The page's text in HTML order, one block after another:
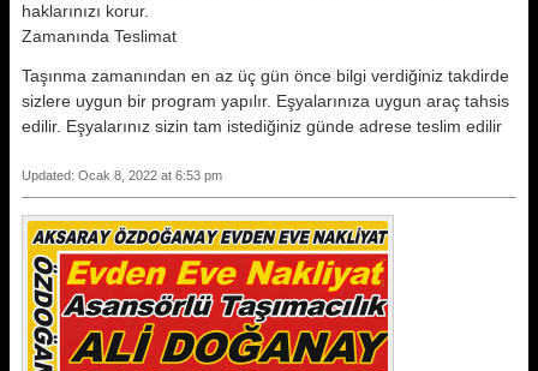
haklarınızı korur.
Zamanında Teslimat
Taşınma zamanından en az üç gün önce bilgi verdiğiniz takdirde
sizlere uygun bir program yapılır. Eşyalarınıza uygun araç tahsis
edilir. Eşyalarınız sizin tam istediğiniz günde adrese teslim edilir
Updated: Ocak 8, 2022 at 6:53 pm